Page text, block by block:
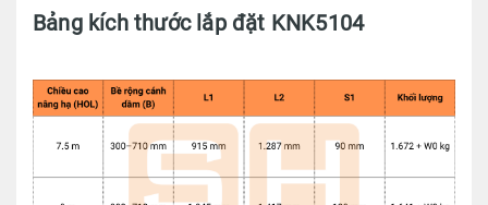
Bảng kích thước lắp đặt KNK5104